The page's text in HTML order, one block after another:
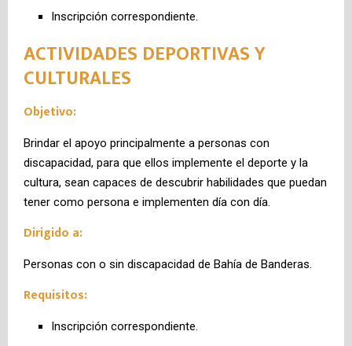
Inscripción correspondiente.
ACTIVIDADES DEPORTIVAS Y
CULTURALES
Objetivo:
Brindar el apoyo principalmente a personas con
discapacidad, para que ellos implemente el deporte y la
cultura, sean capaces de descubrir habilidades que puedan
tener como persona e implementen día con día.
Dirigido a:
Personas con o sin discapacidad de Bahía de Banderas.
Requisitos:
Inscripción correspondiente.